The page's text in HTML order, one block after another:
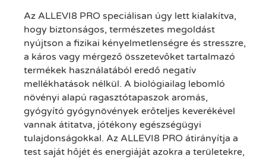
Az ALLEVI8 PRO speciálisan úgy lett kialakítva,
hogy biztonságos, természetes megoldást
nyújtson a fizikai kényelmetlenségre és stresszre,
a káros vagy mérgező összetevőket tartalmazó
termékek használatából eredő negatív
mellékhatások nélkül. A biológiailag lebomló
növényi alapú ragasztótapaszok aromás,
gyógyító gyógynövények erőteljes keverékével
vannak átitatva, jótékony egészségügyi
tulajdonságokkal. Az ALLEVI8 PRO átirányítja a
test saját hőjét és energiáját azokra a területekre,